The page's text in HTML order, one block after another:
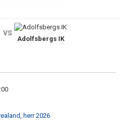
vs
Adolfsbergs IK
herr 2026